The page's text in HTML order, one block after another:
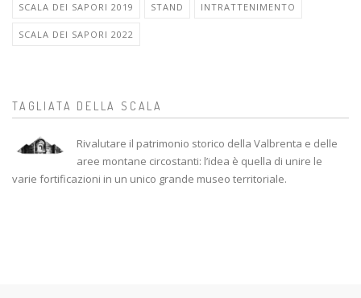
SCALA DEI SAPORI 2019 STAND INTRATTENIMENTO
SCALA DEI SAPORI 2022
TAGLIATA DELLA SCALA
Rivalutare il patrimonio storico della Valbrenta e delle
aree montane circostanti: l’idea è quella di unire le
varie fortificazioni in un unico grande museo territoriale.